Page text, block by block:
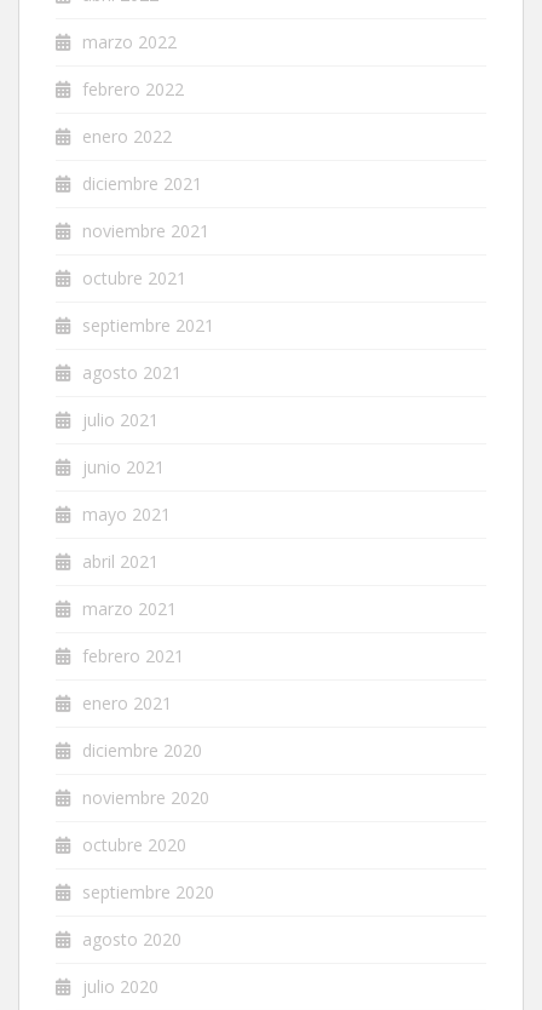
marzo 2022
febrero 2022
enero 2022
diciembre 2021
noviembre 2021
octubre 2021
septiembre 2021
agosto 2021
julio 2021
junio 2021
mayo 2021
abril 2021
marzo 2021
febrero 2021
enero 2021
diciembre 2020
noviembre 2020
octubre 2020
septiembre 2020
agosto 2020
julio 2020